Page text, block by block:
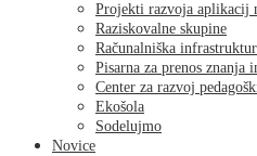
Projekti razvoja aplikacij
Raziskovalne skupine
Računalniška
Pisarna za prenos znanja
Center za razvoj
Ekošola
Sodelujmo
Novice